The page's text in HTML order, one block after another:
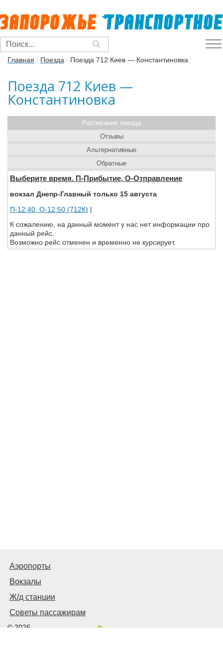
Главная / Поезда / Поезда 712 Киев — Константиновка
Поезда 712 Киев —
Константиновка
Расписание поезда
Выберите время. П-Прибытие, О-Отправление
вокзал Днепр-Главный только 15 августа
П-12:40, О-12:50 (712К) |
К сожалению, на данный момент у нас нет информации про
данный рейс.
Возможно рейс отменен и временно не курсирует.
Отзывы
Альтернативные
Обратные
Аэропорты
Вокзалы
Ж/д станции
Советы пассажирам
© 2026